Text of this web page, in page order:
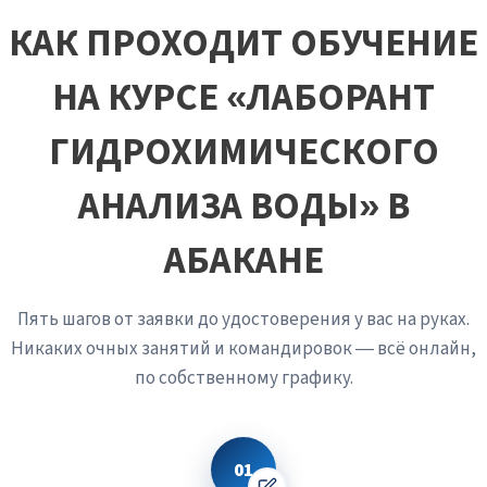
аномальные значения часто указывают на грубую
ошибку пробоотбора, например, забор
поверхностного слоя с плавающим мазутом вместо
глубинной воды. Эта первичная органолептическая и
инструментальная оценка позволяет вовремя
дорогостоящие реактивы и время на заведомо
неверный анализ.
КАК ПРОХОДИТ ОБУЧЕНИЕ
НА КУРСЕ «ЛАБОРАНТ
ГИДРОХИМИЧЕСКОГО
АНАЛИЗА ВОДЫ» В
АБАКАНЕ
Пять шагов от заявки до удостоверения у вас на руках.
Никаких очных занятий и командировок — всё онлайн,
по собственному графику.
01